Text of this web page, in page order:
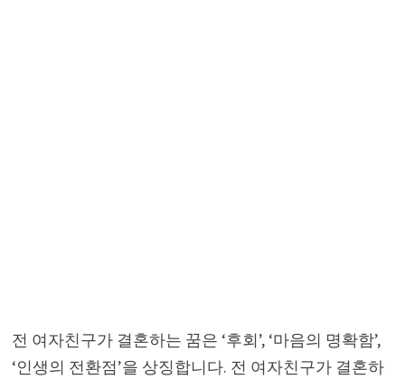
전 여자친구가 결혼하는 꿈은 ‘후회’, ‘마음의 명확함’,
‘인생의 전환점’을 상징합니다. 전 여자친구가 결혼하